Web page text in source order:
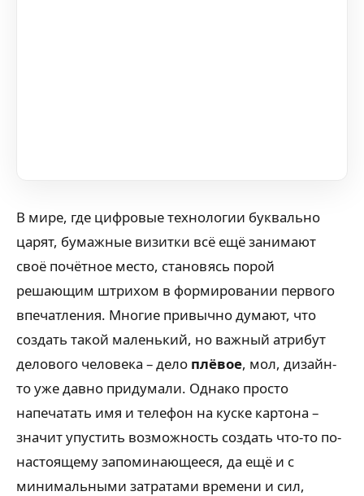
В мире, где цифровые технологии буквально
царят, бумажные визитки всё ещё занимают
своё почётное место, становясь порой
решающим штрихом в формировании первого
впечатления. Многие привычно думают, что
создать такой маленький, но важный атрибут
делового человека – дело плёвое, мол, дизайн-
то уже давно придумали. Однако просто
напечатать имя и телефон на куске картона –
значит упустить возможность создать что-то по-
настоящему запоминающееся, да ещё и с
минимальными затратами времени и сил,